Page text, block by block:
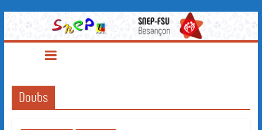
SNEP-
FSU
Besançon
Doubs